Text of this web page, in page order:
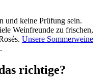
und keine Prüfung sein.
Weinfreunde zu frischen,
Unsere Sommerweine
richtige?